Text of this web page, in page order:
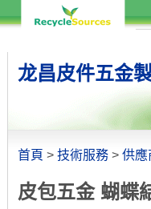
龙昌皮件五金
首頁 > 技術服務> 供應
皮包五金 蝴蝶